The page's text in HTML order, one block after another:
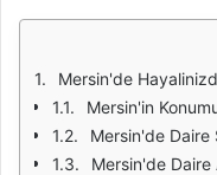
Mersin'de
Mersin'in
Mersin'de Daire
Mersin'de Daire